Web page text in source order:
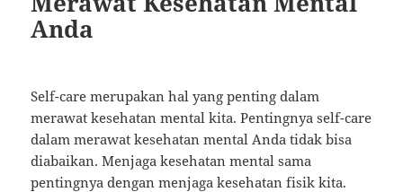
Anda
Self-care merupakan hal yang penting dalam
merawat kesehatan mental kita. Pentingnya self-care
dalam merawat kesehatan mental Anda tidak bisa
diabaikan. Menjaga kesehatan mental sama
pentingnya dengan menjaga kesehatan fisik kita.